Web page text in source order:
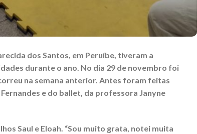
dos Santos, em Peruíbe, tiveram a
durante o ano. No dia 29 de novembro foi
na semana anterior. Antes foram feitas
e do ballet, da professora Janyne
Saul e Eloah. “Sou muito grata, notei muita